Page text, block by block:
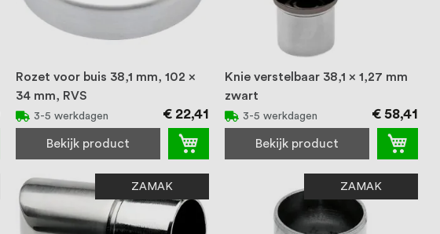
Rozet voor buis 38,1 mm, 102 x
34 mm, RVS
3-5 werkdagen € 22,41
Bekijk product
Knie verstelbaar 38,1 x 1,27 mm
zwart
3-5 werkdagen € 58,41
Bekijk product
ZAMAK ZAMAK